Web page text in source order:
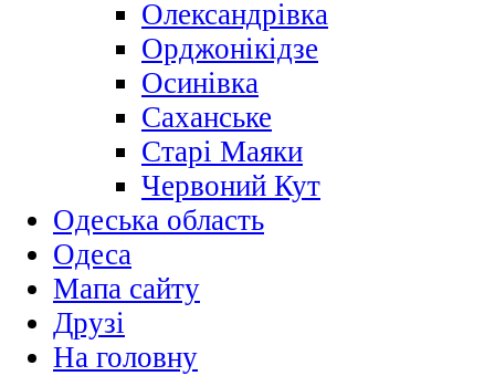
Олександрівка
Орджонікідзе
Осинівка
Саханське
Старі Маяки
Червоний Кут
Одеська область
Одеса
Мапа сайту
Друзі
На головну